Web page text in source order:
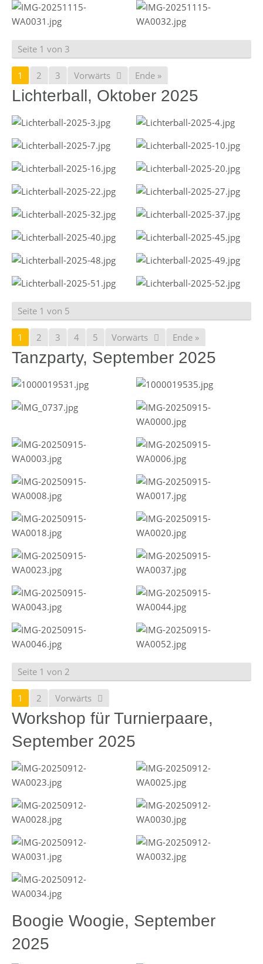
Seite 1 von 3
1 2 3 Vorwärts Ende »
Lichterball, Oktober 2025
Seite 1 von 5
1 2 3 4 5 Vorwärts Ende »
Tanzparty, September 2025
Seite 1 von 2
1 2 Vorwärts
Workshop für Turnierpaare,
September 2025
Boogie Woogie, September
2025